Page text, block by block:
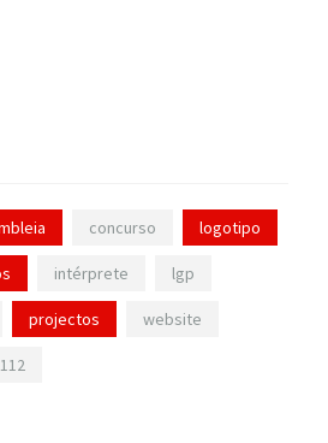
concurso logotipo
intérprete lgp
projectos website